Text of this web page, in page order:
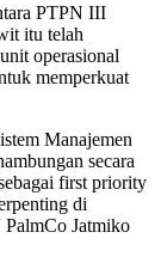
PTPN III
itu telah
operasional
memperkuat
Manajemen
secara
first priority
di
Jatmiko